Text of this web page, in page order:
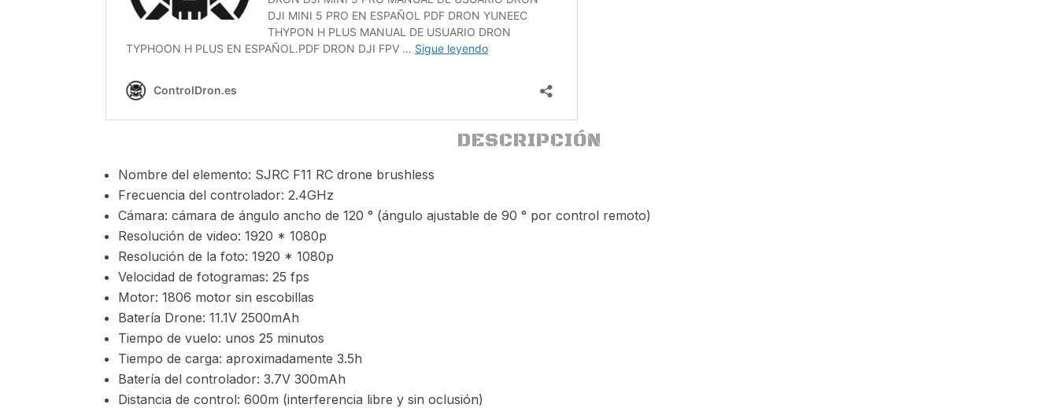
DESCRIPCIÓN
Nombre del elemento: SJRC F11 RC drone brushless
Frecuencia del controlador: 2.4GHz
Cámara: cámara de ángulo ancho de 120 ° (ángulo ajustable de 90 ° por control remoto)
Resolución de video: 1920 * 1080p
Resolución de la foto: 1920 * 1080p
Velocidad de fotogramas: 25 fps
Motor: 1806 motor sin escobillas
Batería Drone: 11.1V 2500mAh
Tiempo de vuelo: unos 25 minutos
Tiempo de carga: aproximadamente 3.5h
Batería del controlador: 3.7V 300mAh
Distancia de control: 600m (interferencia libre y sin oclusión)